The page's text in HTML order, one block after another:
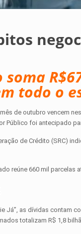
todo o
de outubro vencem
Público foi antecipado
de Crédito (SRC)
reúne 660 mil parcelas
Já”, as dívidas contam
totalizam R$ 1,8